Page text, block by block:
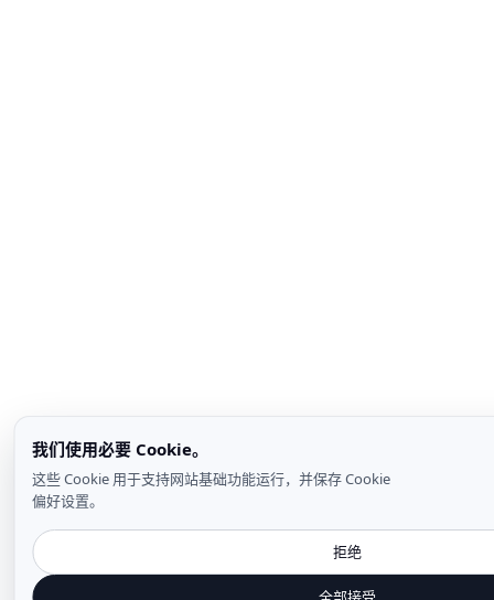
我们使用必要 Cookie。
这些 Cookie 用于支持网站基础功能运行，并保存 Cookie
偏好设置。
拒绝